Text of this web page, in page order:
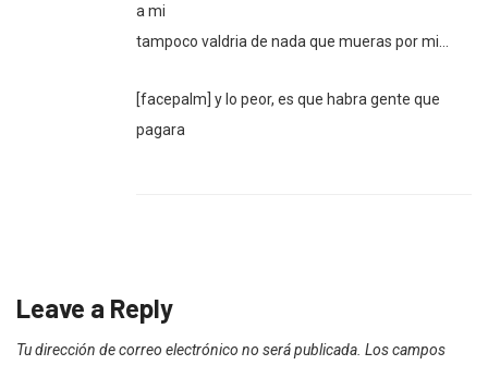
a mi
tampoco valdria de nada que mueras por mi…
[facepalm] y lo peor, es que habra gente que
pagara
Leave a Reply
Tu dirección de correo electrónico no será publicada. Los campos